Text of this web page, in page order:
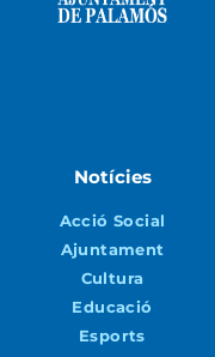
Notícies
Acció Social
Ajuntament
Cultura
Educació
Esports